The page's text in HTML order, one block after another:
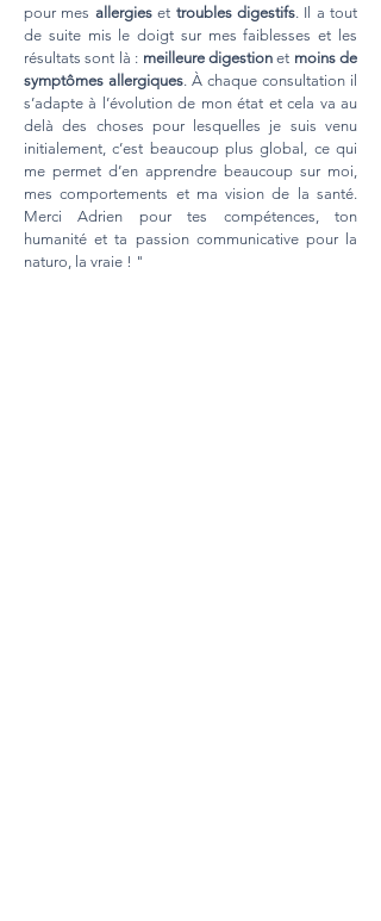
pour mes allergieset troubles digestifs. Il a tout
de suite mis le doigt sur mes faiblesses et les
résultats sont là : meilleure digestionet moins de
symptômes allergiques. À chaque consultation il
s’adapte à l’évolution de mon état et cela va au
delà des choses pour lesquelles je suis venu
initialement, c’est beaucoup plus global, ce qui
me permet d’en apprendre beaucoup sur moi,
mes comportements et ma vision de la santé.
Merci Adrien pour tes compétences, ton
humanité et ta passion communicative pour la
naturo, la vraie ! "